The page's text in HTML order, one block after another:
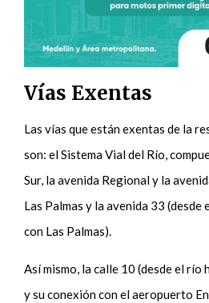
Vías Exentas
Las vías que están exentas de la
son: el Sistema Vial del Río,
Sur, la avenida Regional y la
Las Palmas y la avenida 33
con Las Palmas).
Así mismo, la calle 10 (desde el río
y su conexión con el aeropuerto